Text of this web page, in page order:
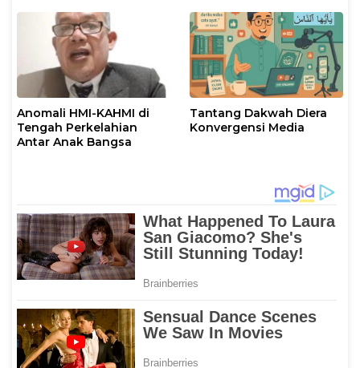
Anomali HMI-KAHMI di
Tengah Perkelahian
Antar Anak Bangsa
Tantang Dakwah Diera
Konvergensi Media